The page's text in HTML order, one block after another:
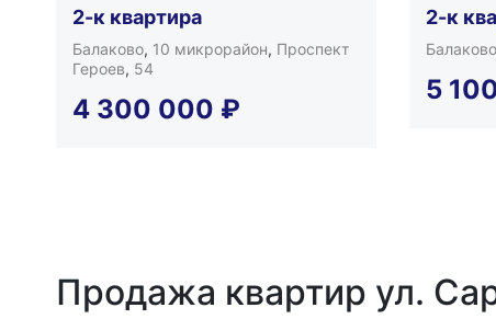
2-к квартира
Балаково, 10 микрорайон, Проспект
Героев, 54
4 300 000 ₽
2-к
Балаково
5
Продажа квартир ул.